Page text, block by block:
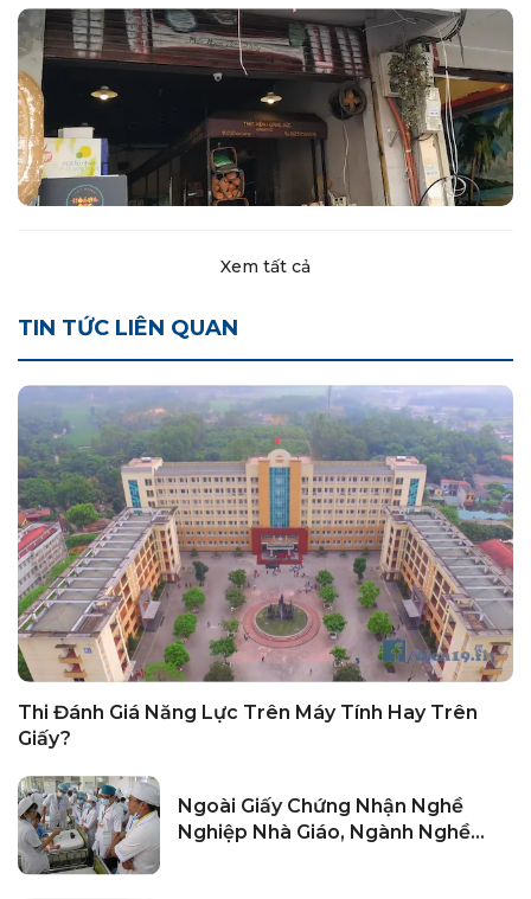
Xem tất cả
TIN TỨC LIÊN QUAN
Thi Đánh Giá Năng Lực Trên Máy Tính Hay Trên
Giấy?
Ngoài Giấy Chứng Nhận Nghề
Nghiệp Nhà Giáo, Ngành Nghề